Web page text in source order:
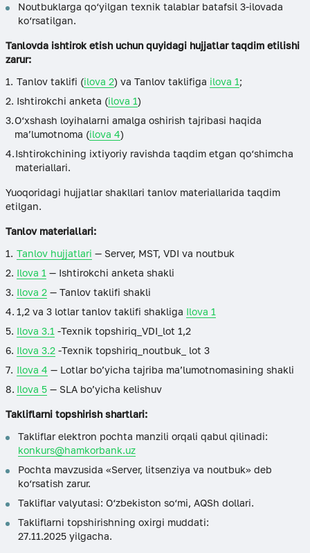
Noutbuklarga qo‘yilgan texnik talablar batafsil 3-ilovada
ko‘rsatilgan.
Tanlovda ishtirok etish uchun quyidagi hujjatlar taqdim etilishi
zarur:
Tanlov taklifi (ilova 2) va Tanlov taklifiga ilova 1;
Ishtirokchi anketa (ilova 1)
O‘xshash loyihalarni amalga oshirish tajribasi haqida
ma’lumotnoma (ilova 4)
Ishtirokchining ixtiyoriy ravishda taqdim etgan qo‘shimcha
materiallari.
Yuoqoridagi hujjatlar shakllari tanlov materiallarida taqdim
etilgan.
Tanlov materiallari:
Tanlov hujjatlari — Server, MST, VDI va noutbuk
Ilova 1 — Ishtirokchi anketa shakli
Ilova 2— Tanlov taklifi shakli
1,2 va 3 lotlar tanlov taklifi shakliga Ilova 1
Ilova 3.1 -Texnik topshiriq_VDI_lot 1,2
Ilova 3.2-Texnik topshiriq_noutbuk_ lot 3
Ilova 4 — Lotlar bo’yicha tajriba ma’lumotnomasining shakli
Ilova 5— SLA bo’yicha kelishuv
Takliflarni topshirish shartlari:
Takliflar elektron pochta manzili orqali qabul qilinadi:
konkurs@hamkorbank.uz
Pochta mavzusida «Server, litsenziya va noutbuk» deb
ko‘rsatish zarur.
Takliflar valyutasi: O‘zbekiston so‘mi, AQSh dollari.
Takliflarni topshirishning oxirgi muddati:
27.11.2025 yilgacha.